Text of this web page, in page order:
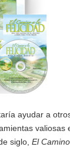
Una
Amor y
ayudar a
valiosas
siglo, El